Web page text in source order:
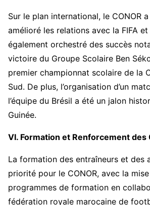
Sur le plan international, le CONOR
amélioré les relations avec la FIFA et
également orchestré des succès
victoire du Groupe Scolaire Ben
premier championnat scolaire de la
Sud. De plus, l’organisation d’un
l’équipe du Brésil a été un jalon
Guinée.
VI. Formation et Renforcement des
La formation des entraîneurs et des
priorité pour le CONOR, avec la
programmes de formation en
fédération royale marocaine de